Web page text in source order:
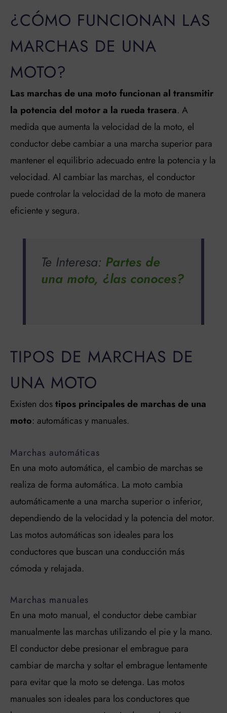
¿CÓMO FUNCIONAN LAS
MARCHAS DE UNA
MOTO?
Las marchas de una moto funcionan al transmitir
la potencia del motor a la rueda trasera. A
medida que aumenta la velocidad de la moto, el
conductor debe cambiar a una marcha superior para
mantener el equilibrio adecuado entre la potencia y la
velocidad. Al cambiar las marchas, el conductor
puede controlar la velocidad de la moto de manera
eficiente y segura.
Te Interesa: Partes de
una moto, ¿las conoces?
TIPOS DE MARCHAS DE
UNA MOTO
Existen dostipos principales de marchas de una
moto: automáticas y manuales.
Marchas automáticas
En una moto automática, el cambio de marchas se
realiza de forma automática. La moto cambia
automáticamente a una marcha superior o inferior,
dependiendo de la velocidad y la potencia del motor.
Las motos automáticas son ideales para los
conductores que buscan una conducción más
cómoda y relajada.
Marchas manuales
En una moto manual, el conductor debe cambiar
manualmente las marchas utilizando el pie y la mano.
El conductor debe presionar el embrague para
cambiar de marcha y soltar el embrague lentamente
para evitar que la moto se detenga. Las motos
manuales son ideales para los conductores que